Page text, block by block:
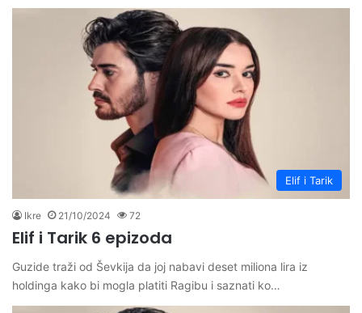
Elif i Tarik
Ikre 21/10/2024 72
Elif i Tarik 6 epizoda
Guzide traži od Ševkija da joj nabavi deset miliona lira iz
holdinga kako bi mogla platiti Ragibu i saznati ko…